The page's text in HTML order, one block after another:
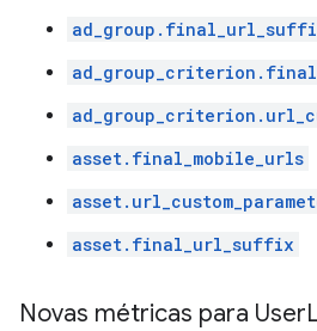
asset.final_mobile_urls
asset.final_url_suffix
Novas métricas para User